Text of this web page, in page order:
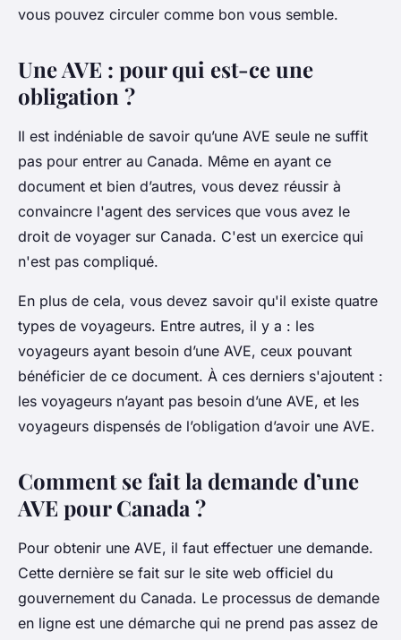
vous pouvez circuler comme bon vous semble.
Une AVE : pour qui est-ce une
obligation ?
Il est indéniable de savoir qu’une AVE seule ne suffit
pas pour entrer au Canada. Même en ayant ce
document et bien d’autres, vous devez réussir à
convaincre l'agent des services que vous avez le
droit de voyager sur Canada. C'est un exercice qui
n'est pas compliqué.
En plus de cela, vous devez savoir qu'il existe quatre
types de voyageurs. Entre autres, il y a : les
voyageurs ayant besoin d’une AVE, ceux pouvant
bénéficier de ce document. À ces derniers s'ajoutent :
les voyageurs n’ayant pas besoin d’une AVE, et les
voyageurs dispensés de l’obligation d’avoir une AVE.
Comment se fait la demande d’une
AVE pour Canada ?
Pour obtenir une AVE, il faut effectuer une demande.
Cette dernière se fait sur le site web officiel du
gouvernement du Canada. Le processus de demande
en ligne est une démarche qui ne prend pas assez de